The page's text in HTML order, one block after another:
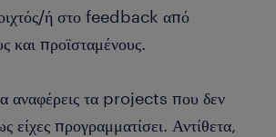
ή στο feedback από
και προϊσταμένους.
αναφέρεις τα projects που δεν
είχες προγραμματίσει. Αντίθετα,